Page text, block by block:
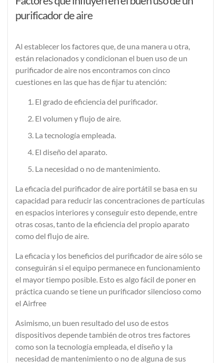
purificador de aire
Al establecer los factores que, de una manera u otra,
están relacionados y condicionan el buen uso de un
purificador de aire nos encontramos con cinco
cuestionesen las que has de fijar tu atención:
El grado de eficiencia del purificador.
El volumen y flujo de aire.
La tecnología empleada.
El diseño del aparato.
La necesidad o no de mantenimiento.
La eficacia del purificador de aire portátil se basa en su
capacidad para reducir las concentraciones de partículas
en espacios interiores y conseguir esto depende, entre
otras cosas, tanto de la eficiencia del propio aparato
como del flujo de aire.
La eficacia y los beneficios del purificador de aire sólo se
conseguirán si el equipo permanece en funcionamiento
el mayor tiempo posible. Esto es algo fácil de poner en
práctica cuando se tiene un purificador silencioso como
el Airfree
Asimismo, un buen resultado del uso de estos
dispositivos depende también deotros tres factores
como son la tecnología empleada, el diseñoy la
necesidad de mantenimientoo no de alguna de sus